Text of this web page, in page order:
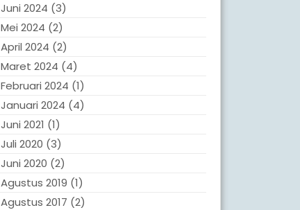
Juni 2024 (3)
Mei 2024 (2)
April 2024 (2)
Maret 2024 (4)
Februari 2024 (1)
Januari 2024 (4)
Juni 2021 (1)
Juli 2020 (3)
Juni 2020 (2)
Agustus 2019 (1)
Agustus 2017 (2)